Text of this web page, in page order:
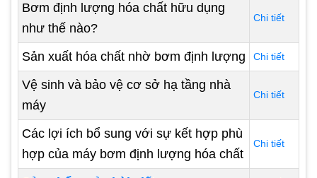
Bơm định lượng hóa chất hữu dụng
như thế nào?
Chi tiết
Sản xuất hóa chất nhờ bơm định lượng Chi tiết
Vệ sinh và bảo vệ cơ sở hạ tầng nhà
máy
Chi tiết
Các lợi ích bổ sung với sự kết hợp phù
hợp của máy bơm định lượng hóa chất
Chi tiết